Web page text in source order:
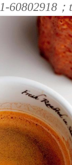
60802918；